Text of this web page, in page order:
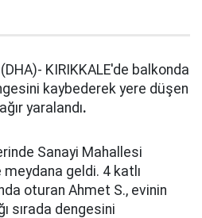
KIRIKKALE'de balkonda
kaybederek yere düşen
yaralandı.
Sanayi Mahallesi
geldi. 4 katlı
oturan Ahmet S., evinin
sırada dengesini